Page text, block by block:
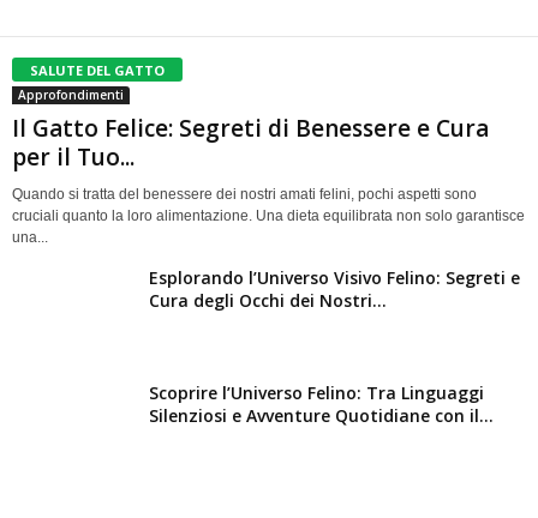
SALUTE DEL GATTO
Approfondimenti
Il Gatto Felice: Segreti di Benessere e Cura
per il Tuo...
Quando si tratta del benessere dei nostri amati felini, pochi aspetti sono
cruciali quanto la loro alimentazione. Una dieta equilibrata non solo garantisce
una...
Esplorando l’Universo Visivo Felino: Segreti e
Cura degli Occhi dei Nostri...
Scoprire l’Universo Felino: Tra Linguaggi
Silenziosi e Avventure Quotidiane con il...